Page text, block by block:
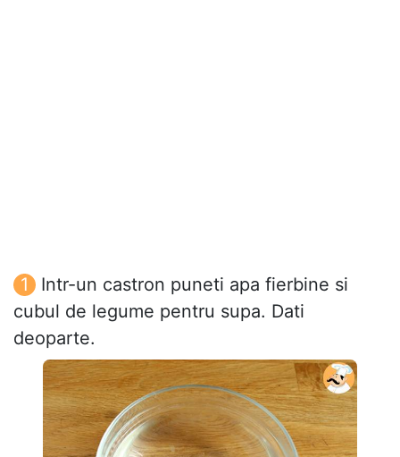
Intr-un castron puneti apa fierbine si
cubul de legume pentru supa. Dati
deoparte.